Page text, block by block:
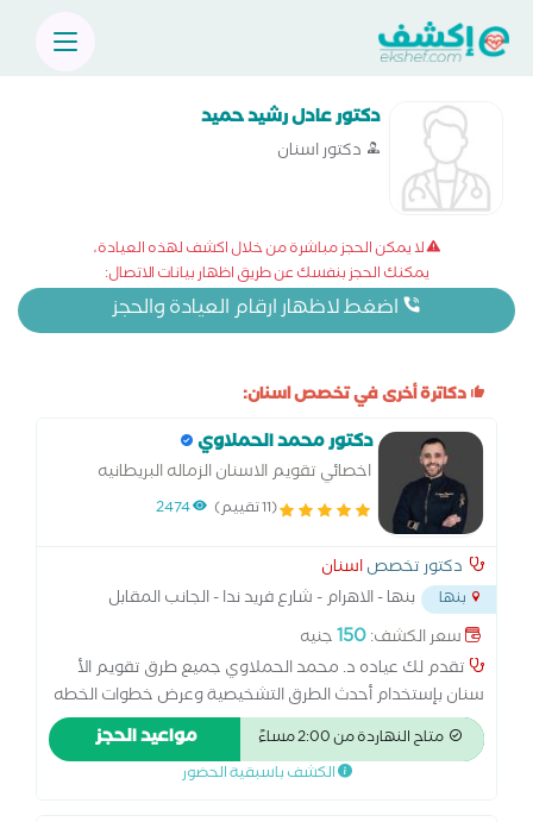
دكتور عادل رشيد حميد
دكتور اسنان
لا يمكن الحجز مباشرة من خلال اكشف لهذه العيادة،
يمكنك الحجز بنفسك عن طريق اظهار بيانات الاتصال:
اضغط لاظهار ارقام العيادة والحجز
دكاترة أخرى في تخصص اسنان:
دكتور محمد الحملاوي
اخصائي تقويم الاسنان الزماله البريطانيه
لتقويم الاسنان
(11 تقييم) 2474
دكتور تخصصاسنان
بنها
بنها - الاهرام - شارع فريد ندا - الجانب المقابل
لمسجد...
سعر الكشف:150جنيه
تقدم لك عياده د. محمد الحملاوي جميع طرق تقويم الأ
سنان بإستخدام أحدث الطرق التشخيصية وعرض خطوات الخطه
العلاجيه كامله بالإضافة الي إستخدام أفضل أ جهزه التعقيم
وطرق مكافحة العدوي الحديثه د. الزماله البريطانيه لتقويم
الاسنان كليه الجراحين الملكيه ب إنجلترا بالاضافه الي فريق طبي
متاح النهاردة من 2:00 مساءً مواعيد الحجز
الكشف باسبقية الحضور